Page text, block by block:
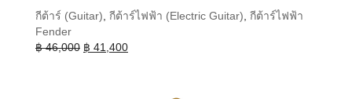
กีต้าร์ (Guitar), กีต้าร์ไฟฟ้า (Electric Guitar), กีต้าร์ไฟฟ้า
Fender
฿46,000 Original
฿ 41,400Current